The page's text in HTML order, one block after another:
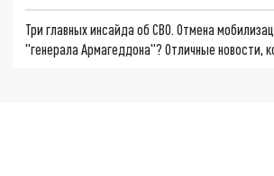
Три главных инсайда об СВО. Отмена
"генерала Армагеддона"? Отличные новости,